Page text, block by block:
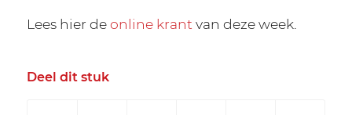
Lees hier deonline krant van deze week.
Deel dit stuk